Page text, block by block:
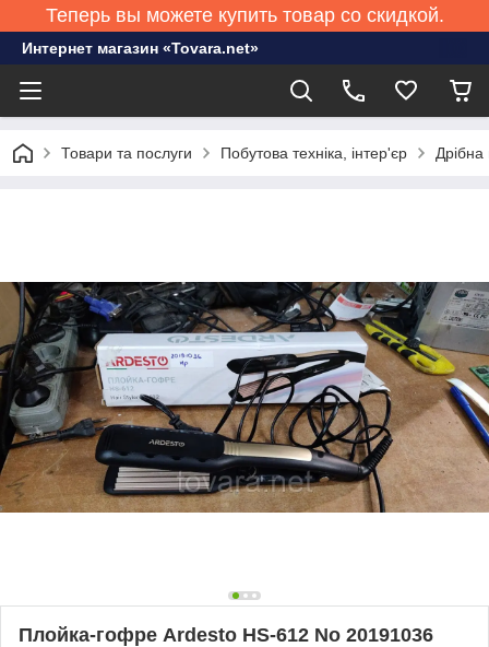
Теперь вы можете купить товар со скидкой.
Интернет магазин «Tovara.net»
Товари та послуги Побутова техніка, інтер'єр Дрібна
Плойка-гофре Ardesto HS-612 No 20191036